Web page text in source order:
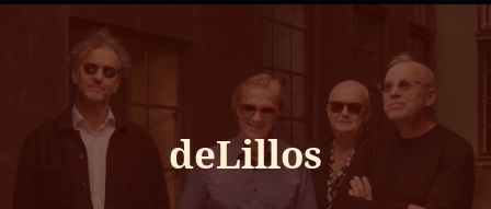
deLillos